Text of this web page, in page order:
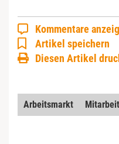
Kommentare
Artikel speichern
Diesen Artikel
Arbeitsmarkt